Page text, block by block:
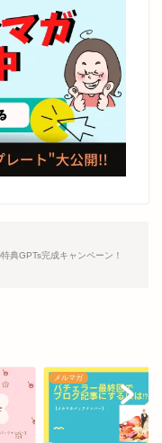
典GPTs完成キャンペーン！
メルマガ